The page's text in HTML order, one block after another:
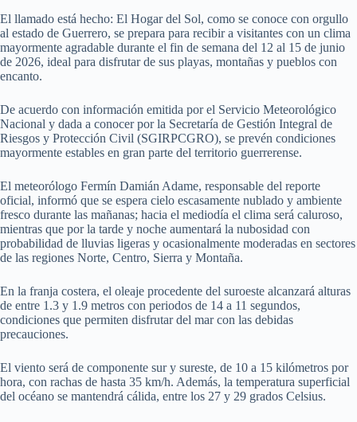
El llamado está hecho: El Hogar del Sol, como se conoce con orgullo
al estado de Guerrero, se prepara para recibir a visitantes con un clima
mayormente agradable durante el fin de semana del 12 al 15 de junio
de 2026, ideal para disfrutar de sus playas, montañas y pueblos con
encanto.
De acuerdo con información emitida por el Servicio Meteorológico
Nacional y dada a conocer por la Secretaría de Gestión Integral de
Riesgos y Protección Civil (SGIRPCGRO), se prevén condiciones
mayormente estables en gran parte del territorio guerrerense.
El meteorólogo Fermín Damián Adame, responsable del reporte
oficial, informó que se espera cielo escasamente nublado y ambiente
fresco durante las mañanas; hacia el mediodía el clima será caluroso,
mientras que por la tarde y noche aumentará la nubosidad con
probabilidad de lluvias ligeras y ocasionalmente moderadas en sectores
de las regiones Norte, Centro, Sierra y Montaña.
En la franja costera, el oleaje procedente del suroeste alcanzará alturas
de entre 1.3 y 1.9 metros con periodos de 14 a 11 segundos,
condiciones que permiten disfrutar del mar con las debidas
precauciones.
El viento será de componente sur y sureste, de 10 a 15 kilómetros por
hora, con rachas de hasta 35 km/h. Además, la temperatura superficial
del océano se mantendrá cálida, entre los 27 y 29 grados Celsius.